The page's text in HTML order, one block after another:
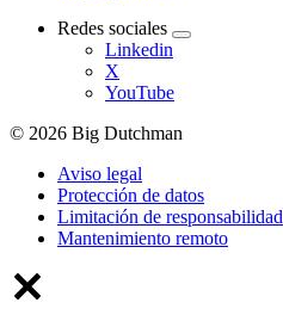
Redes sociales
Linkedin
X
YouTube
© 2026 Big Dutchman
Aviso legal
Protección de datos
Limitación de responsabilidad
Mantenimiento remoto